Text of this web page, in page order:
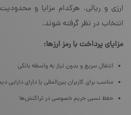
ارزی و ریالی. هرکدام مزایا و
انتخاب در نظر گرفته شوند.
مزایای پرداخت با رمز ارزها:
انتقال سریع و بدون نیاز به واسطه بانکی
مناسب برای کاربران بین‌المللی یا دارای دارایی
حفظ نسبی حریم خصوصی در تراکنش‌ها